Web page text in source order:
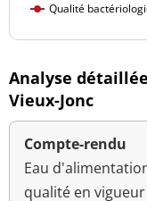
Qualité
Analyse
Vieux-Jonc
Compte-rendu
Eau
qualité en